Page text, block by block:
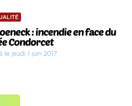
: incendie en face du
Condorcet
le jeudi 1 juin 2017